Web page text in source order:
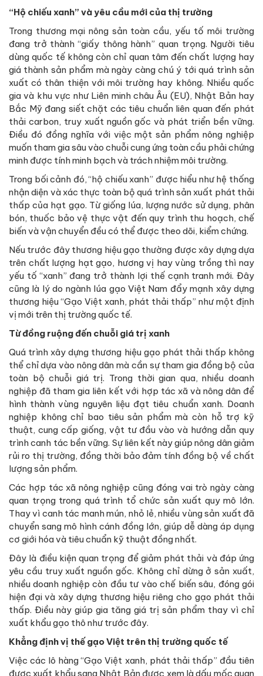
“Hộ chiếu xanh” và yêu cầu mới của thị trường
Trong thương mại nông sản toàn cầu, yếu tố môi trường
đang trở thành “giấy thông hành” quan trọng. Người tiêu
dùng quốc tế không còn chỉ quan tâm đến chất lượng hay
giá thành sản phẩm mà ngày càng chú ý tới quá trình sản
xuất có thân thiện với môi trường hay không. Nhiều quốc
gia và khu vực như Liên minh châu Âu (EU), Nhật Bản hay
Bắc Mỹ đang siết chặt các tiêu chuẩn liên quan đến phát
thải carbon, truy xuất nguồn gốc và phát triển bền vững.
Điều đó đồng nghĩa với việc một sản phẩm nông nghiệp
muốn tham gia sâu vào chuỗi cung ứng toàn cầu phải chứng
minh được tính minh bạch và trách nhiệm môi trường.
Trong bối cảnh đó, “hộ chiếu xanh” được hiểu như hệ thống
nhận diện và xác thực toàn bộ quá trình sản xuất phát thải
thấp của hạt gạo. Từ giống lúa, lượng nước sử dụng, phân
bón, thuốc bảo vệ thực vật đến quy trình thu hoạch, chế
biến và vận chuyển đều có thể được theo dõi, kiểm chứng.
Nếu trước đây thương hiệu gạo thường được xây dựng dựa
trên chất lượng hạt gạo, hương vị hay vùng trồng thì nay
yếu tố “xanh” đang trở thành lợi thế cạnh tranh mới. Đây
cũng là lý do ngành lúa gạo Việt Nam đẩy mạnh xây dựng
thương hiệu “Gạo Việt xanh, phát thải thấp” như một định
vị mới trên thị trường quốc tế.
Từ đồng ruộng đến chuỗi giá trị xanh
Quá trình xây dựng thương hiệu gạo phát thải thấp không
thể chỉ dựa vào nông dân mà cần sự tham gia đồng bộ của
toàn bộ chuỗi giá trị. Trong thời gian qua, nhiều doanh
nghiệp đã tham gia liên kết với hợp tác xã và nông dân để
hình thành vùng nguyên liệu đạt tiêu chuẩn xanh. Doanh
nghiệp không chỉ bao tiêu sản phẩm mà còn hỗ trợ kỹ
thuật, cung cấp giống, vật tư đầu vào và hướng dẫn quy
trình canh tác bền vững. Sự liên kết này giúp nông dân giảm
rủi ro thị trường, đồng thời bảo đảm tính đồng bộ về chất
lượng sản phẩm.
Các hợp tác xã nông nghiệp cũng đóng vai trò ngày càng
quan trọng trong quá trình tổ chức sản xuất quy mô lớn.
Thay vì canh tác manh mún, nhỏ lẻ, nhiều vùng sản xuất đã
chuyển sang mô hình cánh đồng lớn, giúp dễ dàng áp dụng
cơ giới hóa và tiêu chuẩn kỹ thuật đồng nhất.
Đây là điều kiện quan trọng để giảm phát thải và đáp ứng
yêu cầu truy xuất nguồn gốc. Không chỉ dừng ở sản xuất,
nhiều doanh nghiệp còn đầu tư vào chế biến sâu, đóng gói
hiện đại và xây dựng thương hiệu riêng cho gạo phát thải
thấp. Điều này giúp gia tăng giá trị sản phẩm thay vì chỉ
xuất khẩu gạo thô như trước đây.
Khẳng định vị thế gạo Việt trên thị trường quốc tế
Việc các lô hàng “Gạo Việt xanh, phát thải thấp” đầu tiên
được xuất khẩu sang Nhật Bản được xem là dấu mốc quan